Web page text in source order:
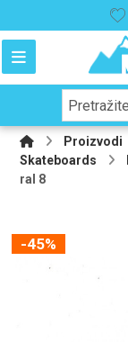
Proizvodi
Skateboards
ral 8
-45%